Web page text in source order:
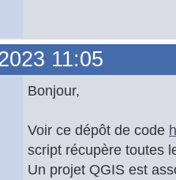
11:05
Bonjour,
Voir ce dépôt de code
script récupère toutes
Un projet QGIS est